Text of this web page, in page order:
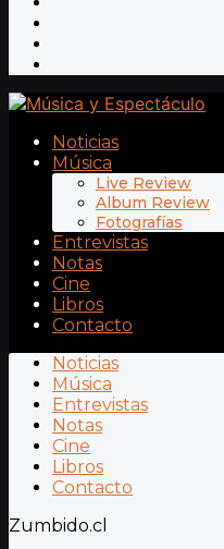
Noticias
Música
Live Review
Album Review
Fotografías
Entrevistas
Notas
Cine
Libros
Contacto
Noticias
Música
Entrevistas
Notas
Cine
Libros
Contacto
Zumbido.cl